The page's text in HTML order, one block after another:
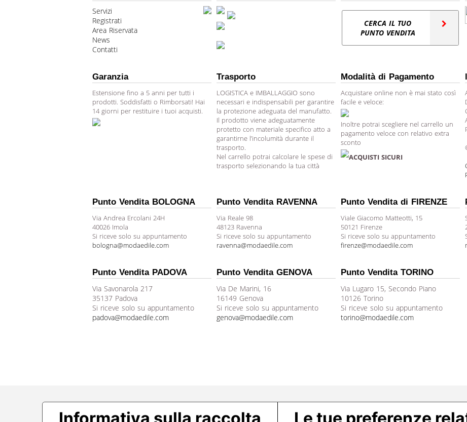
Servizi
Registrati
Area Riservata
News
Contatti
CERCA IL TUO
PUNTO VENDITA
Garanzia
Estensione fino a 5 anni per tutti i
prodotti. Soddisfatti o Rimborsati! Hai
14 giorni per restituire i tuoi acquisti.
Trasporto
LOGISTICA e IMBALLAGGIO sono
necessari e indispensabili per garantire
la protezione adeguata del manufatto.
Il prodotto viene adeguatamente
protetto con materiale specifico atto a
garantirne l’incolumità durante il
trasporto.
Nel carrello potrai calcolare le spese di
trasporto selezionando la tua città
Modalità di Pagamento
Acquistare online non è mai stato così
facile e veloce:
Inoltre potrai scegliere nel carrello un
pagamento veloce con relativo extra
sconto
ACQUISTI SICURI
Punto Vendita BOLOGNA
Via Andrea Ercolani 24H
40026 Imola
Si riceve solo su appuntamento
bologna@modaedile.com
Punto Vendita RAVENNA
Via Reale 98
48123 Ravenna
Si riceve solo su appuntamento
ravenna@modaedile.com
Punto Vendita di FIRENZE
Viale Giacomo Matteotti, 15
50121 Firenze
Si riceve solo su appuntamento
firenze@modaedile.com
Punto Vendita PADOVA
Via Savonarola 217
35137 Padova
Si riceve solo su appuntamento
padova@modaedile.com
Punto Vendita GENOVA
Via De Marini, 16
16149 Genova
Si riceve solo su appuntamento
genova@modaedile.com
Punto Vendita TORINO
Via Lugaro 15, Secondo Piano
10126 Torino
Si riceve solo su appuntamento
torino@modaedile.com